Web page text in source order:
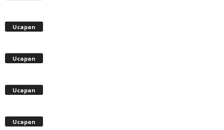
Ucapan
Ucapan
Ucapan
Ucapan